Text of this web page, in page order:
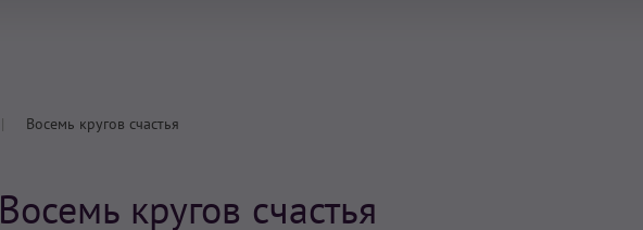
Восемь кругов счастья
Восемь кругов счастья